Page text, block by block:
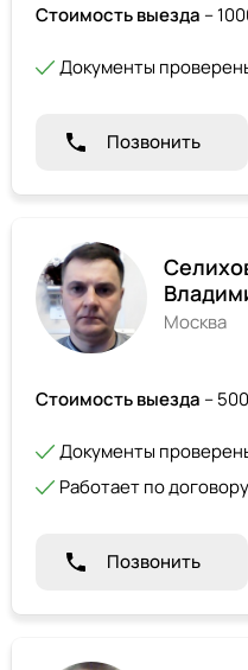
Стоимость выезда –
Документы
Позвонить
Москва
Стоимость выезда –
Документы
Работает по договору
Позвонить